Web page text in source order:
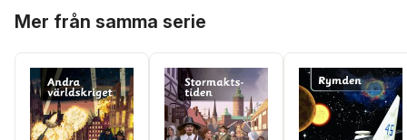
Mer från samma serie